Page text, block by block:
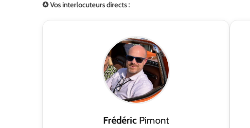
✪ Vos interlocuteurs directs :
FrédéricPimont